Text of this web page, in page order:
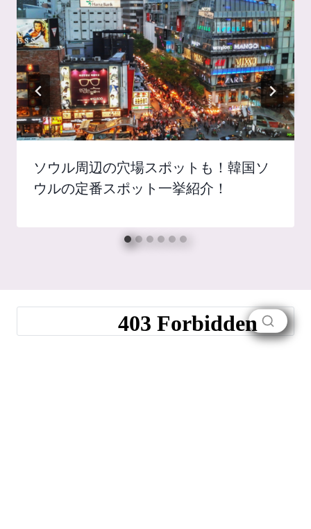
ソウル周辺の穴場スポットも！韓国ソ
ウルの定番スポット一挙紹介！